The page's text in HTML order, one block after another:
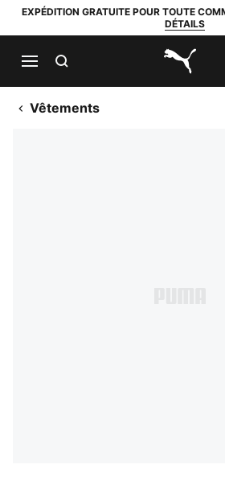
EXPÉDITION GRATUITE POUR TOUTE
DÉTAILS
Vêtements